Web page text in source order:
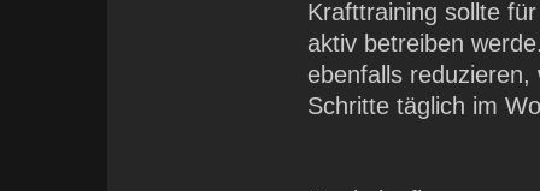
Krafttraining sollte
aktiv betreiben
ebenfalls
Schritte täglich im